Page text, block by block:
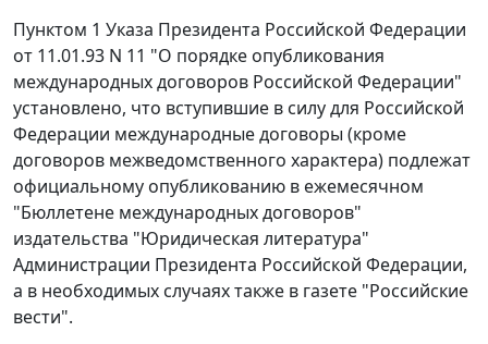
Пунктом 1 Указа Президента Российской Федерации
от 11.01.93 N 11 "О порядке опубликования
международных договоров Российской Федерации"
установлено, что вступившие в силу для Российской
Федерации международные договоры (кроме
договоров межведомственного характера) подлежат
официальному опубликованию в ежемесячном
"Бюллетене международных договоров"
издательства "Юридическая литература"
Администрации Президента Российской Федерации,
а в необходимых случаях также в газете "Российские
вести".